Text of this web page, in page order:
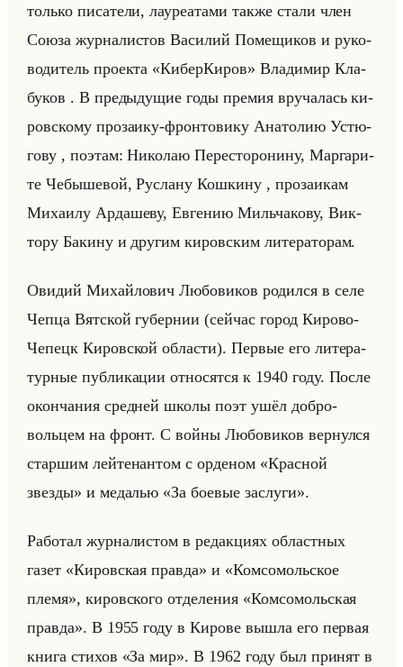
только пи­са­те­ли, ла­уре­ата­ми также стали член
Союза жур­на­ли­стов Ва­си­лий По­ме­щи­ков и ру­ко­
во­ди­тель про­ек­та «КиберКиров» Вла­ди­мир Кла­
бу­ков . В преды­ду­щие годы пре­мия вру­ча­лась ки­
ров­ско­му про­за­ику-фрон­то­ви­ку Ана­то­лию Устю­
го­ву , по­этам: Ни­ко­лаю Пе­ре­сто­ро­ни­ну, Мар­га­ри­
те Че­бы­ше­вой, Рус­ла­ну Кош­ки­ну , про­за­икам
Ми­ха­илу Ар­да­ше­ву, Ев­ге­нию Мильча­ко­ву, Вик­
то­ру Ба­ки­ну и дру­гим ки­ров­ским ли­те­ра­то­рам.
Ови­дий Ми­хайло­вич Лю­бо­ви­ков ро­дил­ся в селе
Чепца Вят­ской гу­бер­нии (сейчас город Ки­ро­во-
Че­пецк Ки­ров­ской об­ла­сти). Пер­вые его ли­те­ра­
тур­ные пуб­ли­ка­ции от­но­сят­ся к 1940 году. После
окон­ча­ния сред­ней школы поэт ушёл доб­ро­
вольцем на фронт. С войны Лю­бо­ви­ков вер­нул­ся
стар­шим лейте­нан­том с ор­де­ном «Красной
звезды» и ме­да­лью «За боевые заслуги».
Ра­бо­тал жур­на­ли­стом в ре­дак­ци­ях об­ласт­ных
газет «Кировская правда» и «Комсомольское
племя», ки­ров­ско­го от­де­ле­ния «Комсомольская
правда». В 1955 году в Ки­ро­ве вышла его пер­вая
книга сти­хов «За мир». В 1962 году был при­нят в